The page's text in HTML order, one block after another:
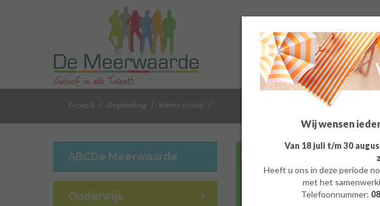
Wij wensen
Van 18 juli t/m 30
Heeft u ons in deze periode
met het
Telefoonnummer:
o
m
Algemeen
Groep 8 / Begeleiding / Kleine school /
ABCDe Meerwaarde
Onderwijs